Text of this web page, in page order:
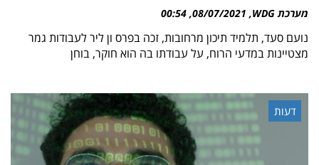
מערכת WDG 08/07/2021
00:54
נועם סעד, תלמיד תיכון מרחובות, זכה בפרס ון ליר לעבודות גמר
מצטיינות במדעי הרוח, על עבודתו בה הוא חוקר, בוחן
דעות